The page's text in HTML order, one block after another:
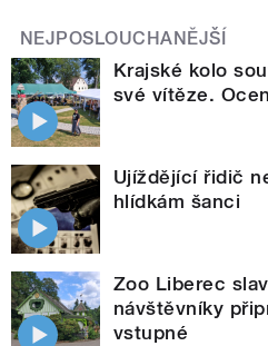
NEJPOSLOUCHANĚJŠÍ
Krajské kolo
své vítěze.
Ujíždějící řidič
hlídkám šanci
Zoo Liberec
návštěvníky
vstupné